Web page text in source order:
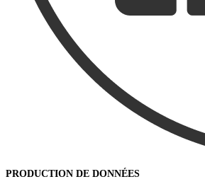
PRODUCTION DE DONNÉES